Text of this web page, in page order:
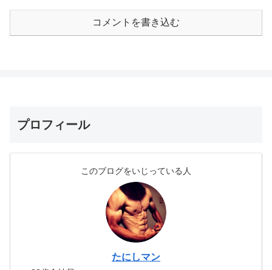
コメントを書き込む
プロフィール
このブログをいじっている人
たにしマン